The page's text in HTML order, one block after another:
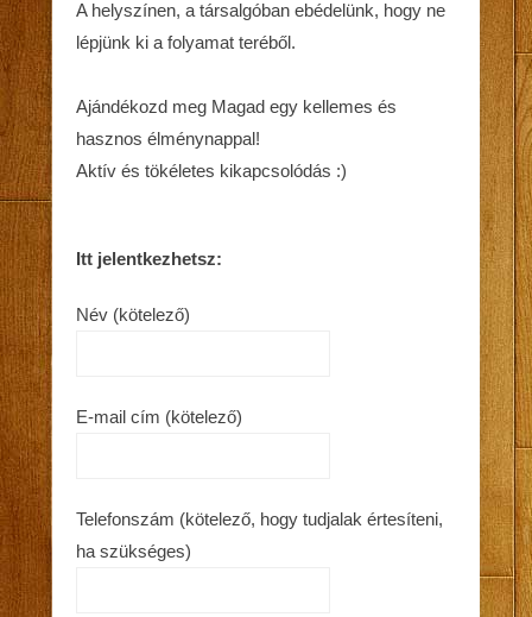
A helyszínen, a társalgóban ebédelünk, hogy ne
lépjünk ki a folyamat teréből.
Ajándékozd meg Magad egy kellemes és
hasznos élménynappal!
Aktív és tökéletes kikapcsolódás :)
Itt jelentkezhetsz:
Név (kötelező)
E-mail cím (kötelező)
Telefonszám (kötelező, hogy tudjalak értesíteni,
ha szükséges)